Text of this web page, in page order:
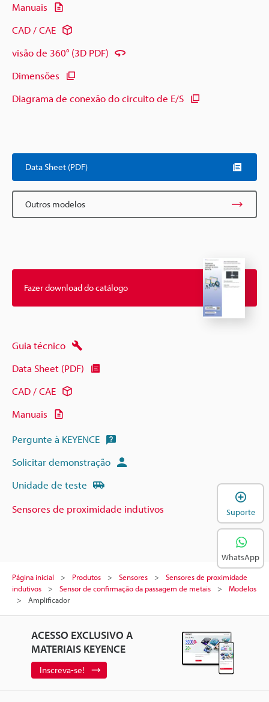
Manuais
CAD / CAE
visão de 360° (3D PDF)
Dimensões
Diagrama de conexão do circuito de E/S
Data Sheet (PDF)
Outros modelos
Fazer download do catálogo
Guia técnico
Data Sheet (PDF)
CAD / CAE
Manuais
Pergunte à KEYENCE
Solicitar demonstração
Unidade de teste
Sensores de proximidade indutivos
Página inicial Produtos Sensores
Sensores de proximidade
indutivos
Sensor de confirmação da passagem de metais
Modelos
Amplificador
ACESSO EXCLUSIVO A
MATERIAIS KEYENCE
Inscreva-se!
Suporte
WhatsApp